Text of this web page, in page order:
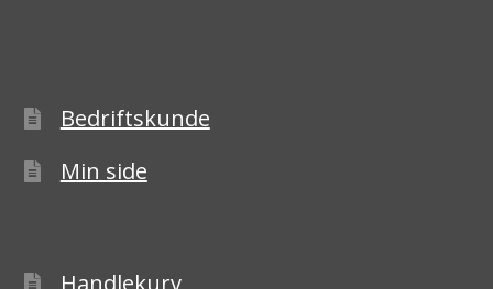
Bedriftskunde
Min side
Handlekurv